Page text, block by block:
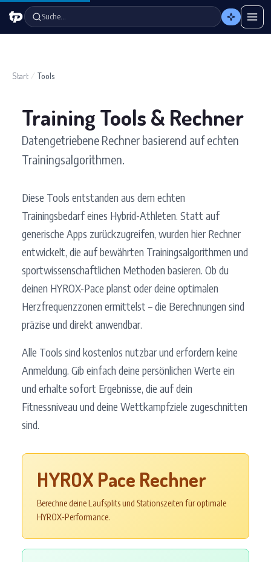
Suche…
Start / Tools
Training Tools & Rechner
Datengetriebene Rechner basierend auf echten
Trainingsalgorithmen.
Diese Tools entstanden aus dem echten
Trainingsbedarf eines Hybrid-Athleten. Statt auf
generische Apps zurückzugreifen, wurden hier Rechner
entwickelt, die auf bewährten Trainingsalgorithmen und
sportwissenschaftlichen Methoden basieren. Ob du
deinen HYROX-Pace planst oder deine optimalen
Herzfrequenzzonen ermittelst – die Berechnungen sind
präzise und direkt anwendbar.
Alle Tools sind kostenlos nutzbar und erfordern keine
Anmeldung. Gib einfach deine persönlichen Werte ein
und erhalte sofort Ergebnisse, die auf dein
Fitnessniveau und deine Wettkampfziele zugeschnitten
sind.
HYROX Pace Rechner
Berechne deine Laufsplits und Stationszeiten für optimale
HYROX-Performance.